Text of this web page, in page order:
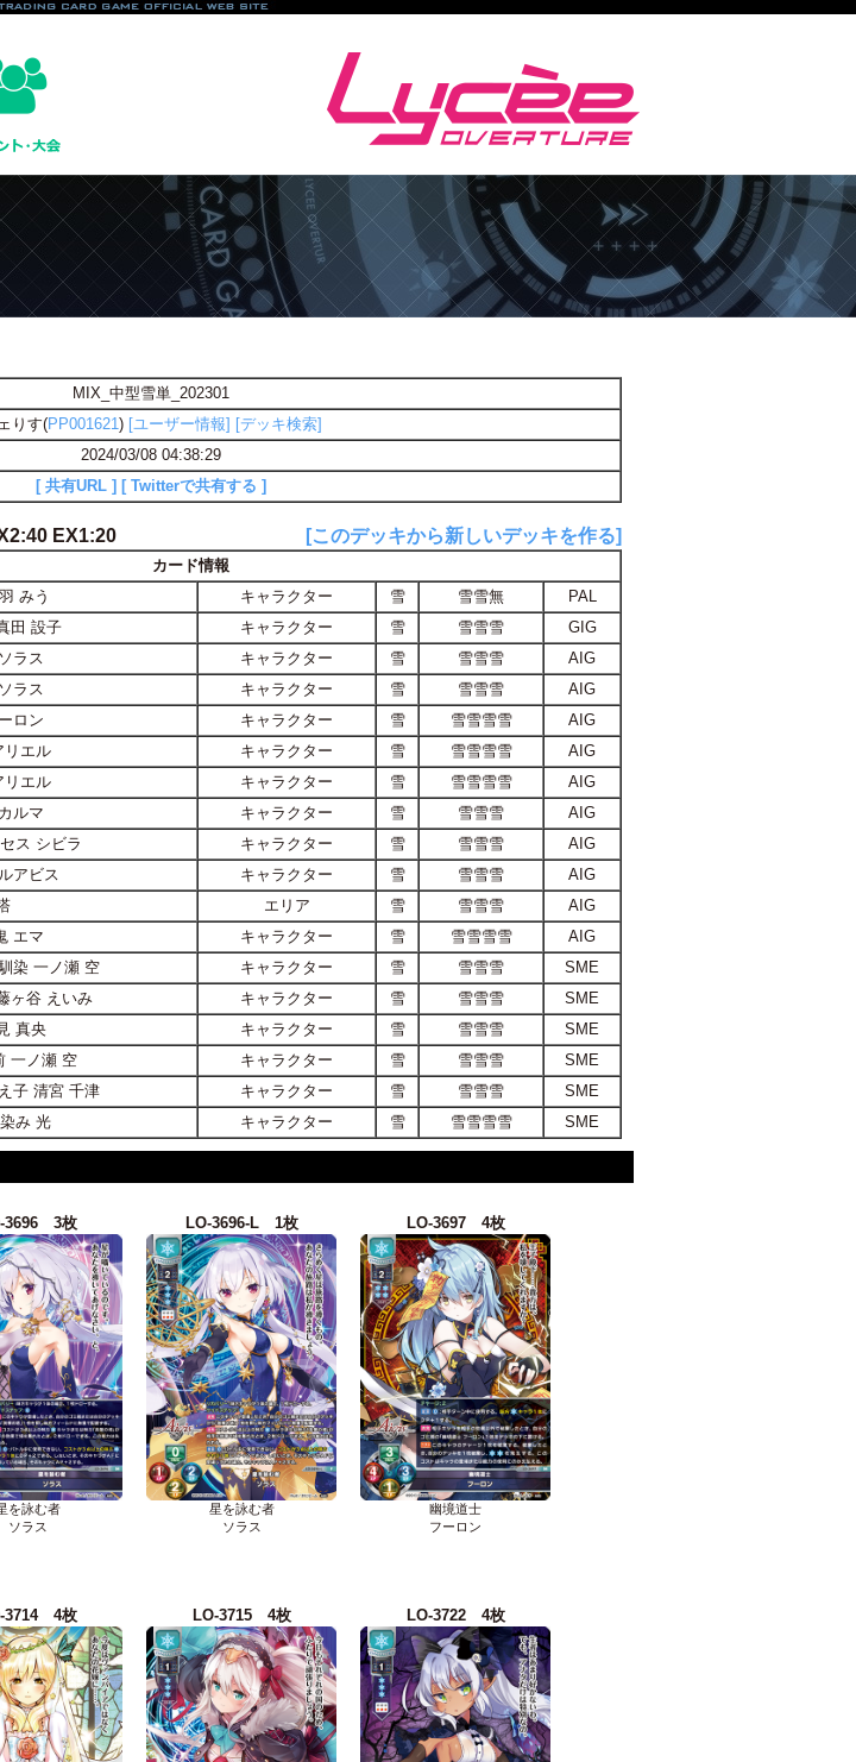
MIX_中型雪単_202301
りす(PP001621) [ユーザー情報] [デッキ検索]
2024/03/08 04:38:29
[ 共有URL ] [ Twitterで共有する ]
EX1:20 [このデッキから新しいデッキを作る]
カード情報
みう キャラクター 雪 雪雪無
PAL
田 設子 キャラクター 雪 雪雪雪
GIG
ラス キャラクター 雪 雪雪雪
AIG
ラス キャラクター 雪 雪雪雪
AIG
ロン キャラクター 雪 雪雪雪雪
AIG
リエル キャラクター 雪 雪雪雪雪
AIG
リエル キャラクター 雪 雪雪雪雪
AIG
ルマ キャラクター 雪 雪雪雪
AIG
ス シビラ キャラクター 雪 雪雪雪
AIG
アビス キャラクター 雪 雪雪雪
AIG
エリア 雪 雪雪雪
AIG
エマ キャラクター 雪 雪雪雪雪
AIG
染 一ノ瀬 空 キャラクター 雪 雪雪雪
SME
ヶ谷 えいみ キャラクター 雪 雪雪雪
SME
真央 キャラクター 雪 雪雪雪
SME
一ノ瀬 空 キャラクター 雪 雪雪雪
SME
子 清宮 千津 キャラクター 雪 雪雪雪
SME
み 光 キャラクター 雪 雪雪雪雪 SME
3696 3枚
を詠む者
ソラス
LO-3696-L 1枚
星を詠む者
ソラス
LO-3697 4枚
幽境道士
フーロン
3714 4枚 LO-3715 4枚 LO-3722 4枚